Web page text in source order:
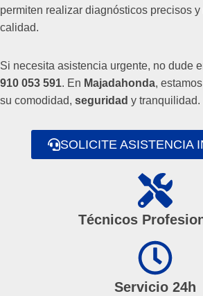
permiten realizar diagnósticos precisos
calidad.
Si necesita asistencia urgente, no dude
910 053 591. En Majadahonda,
su comodidad, seguridad y tranquilidad.
SOLICITE ASISTENCIA
Técnicos
Servicio 24h